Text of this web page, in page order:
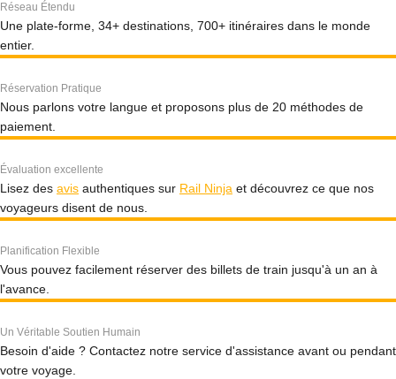
Réseau Étendu
Une plate-forme, 34+ destinations, 700+ itinéraires dans le monde
entier.
Réservation Pratique
Nous parlons votre langue et proposons plus de 20 méthodes de
paiement.
Évaluation excellente
Lisez des avis authentiques sur Rail Ninja et découvrez ce que nos
voyageurs disent de nous.
Planification Flexible
Vous pouvez facilement réserver des billets de train jusqu'à un an à
l'avance.
Un Véritable Soutien Humain
Besoin d'aide ? Contactez notre service d'assistance avant ou pendant
votre voyage.